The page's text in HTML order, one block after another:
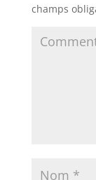
champs